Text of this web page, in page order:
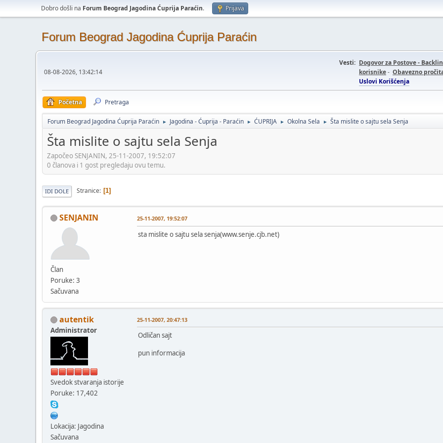
Dobro došli na Forum Beograd Jagodina Ćuprija Paraćin. Prijava
Forum Beograd Jagodina Ćuprija Paraćin
08-08-2026, 13:42:14
Vesti: Dogovor za Postove -
korisnike- Obavezno
Uslovi Korišćenja
Početna Pretraga
Forum Beograd Jagodina Ćuprija Paraćin ► Jagodina - Ćuprija - Paraćin ► ĆUPRIJA ► Okolna Sela ► Šta mislite o sajtu sela Senja
Šta mislite o sajtu sela Senja
Započeo SENJANIN, 25-11-2007, 19:52:07
0 članova i 1 gost pregledaju ovu temu.
IDI DOLE Stranice 1
SENJANIN
Član
Poruke: 3
Sačuvana
25-11-2007, 19:52:07
sta mislite o sajtu sela senja(www.senje.cjb.net)
autentik
Administrator
Svedok stvaranja istorije
Poruke: 17,402
Lokacija: Jagodina
Sačuvana
25-11-2007, 20:47:13
Odličan sajt
pun informacija